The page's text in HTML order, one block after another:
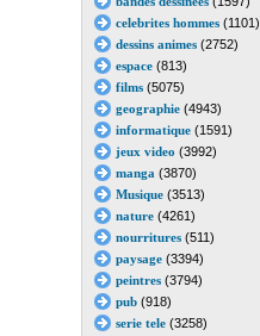
celebrites hommes(1101)
dessins animes(2752)
espace(813)
films(5075)
geographie(4943)
informatique(1591)
jeux video (3992)
manga (3870)
Musique(3513)
nature(4261)
nourritures(511)
paysage(3394)
peintres(3794)
pub(918)
serie tele(3258)